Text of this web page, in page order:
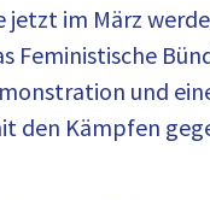
im März
Feministische
und
den Kämpfen